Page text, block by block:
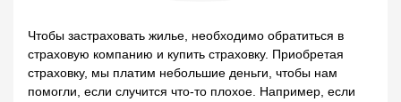
Чтобы застраховать жилье, необходимо обратиться в
страховую компанию и купить страховку. Приобретая
страховку, мы платим небольшие деньги, чтобы нам
помогли, если случится что-то плохое. Например, если